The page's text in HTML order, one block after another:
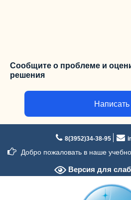
Сообщите о проблеме и
решения
Написать
содержимому
8(3952)34-38-95
Добро пожаловать в наше
Версия для